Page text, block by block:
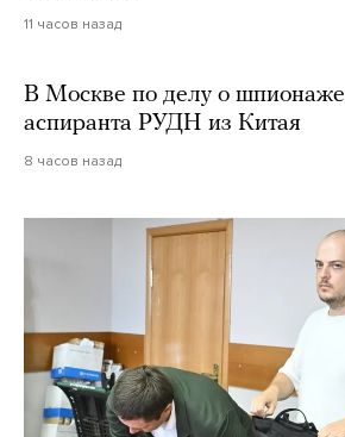
11 часов назад
В Москве по делу о шпионаже
аспиранта РУДН из Китая
8 часов назад